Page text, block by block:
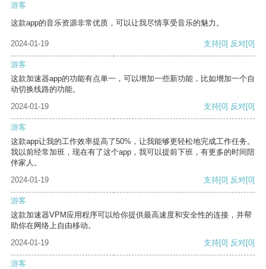
游客
这款app的音乐资源非常优质，可以让我尽情享受音乐的魅力。
2024-01-19 支持[0] 反对[0]
游客
这款加速器app的功能有点单一，可以增加一些新功能，比如增加一个自
动切换线路的功能。
2024-01-19
支持[0] 反对[0]
游客
这款app让我的工作效率提高了50%，让我能够更轻松地完成工作任务。
我以前经常加班，现在有了这个app，我可以提前下班，有更多的时间陪
伴家人。
2024-01-19
支持[0] 反对[0]
游客
这款加速器VPM应用程序可以给你提供最高速度和安全性的连接，并帮
助你在网络上自由移动。
2024-01-19
支持[0] 反对[0]
游客